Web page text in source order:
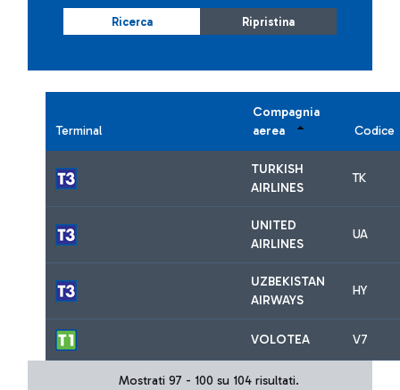
Ricerca Ripristina
Terminal
Compagnia
aerea
Codice
TURKISH
AIRLINES
TK
UNITED
AIRLINES
UA
UZBEKISTAN
AIRWAYS
HY
VOLOTEA V7
Mostrati 97 - 100 su 104 risultati.